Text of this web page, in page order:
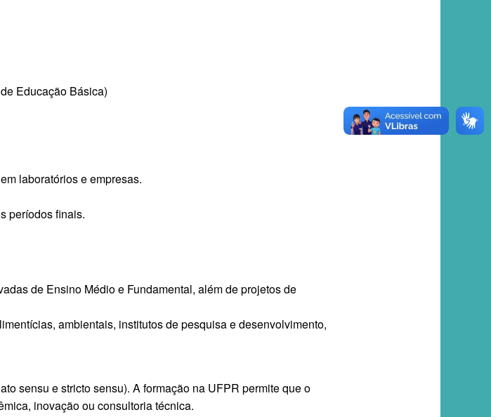
Educação Básica)
laboratórios e empresas.
períodos finais.
de Ensino Médio e Fundamental, além de projetos de
ambientais, institutos de pesquisa e desenvolvimento,
sensu e stricto sensu). A formação na UFPR permite que o
inovação ou consultoria técnica.